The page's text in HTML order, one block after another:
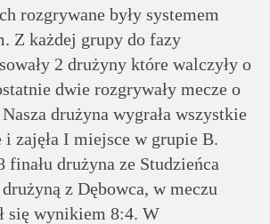
rozgrywane były systemem
Z każdej grupy do fazy
2 drużyny które walczyły o
dwie rozgrywały mecze o
drużyna wygrała wszystkie
i zajęła I miejsce w grupie B.
finału drużyna ze Studzieńca
z Dębowca, w meczu
się wynikiem 8:4. W